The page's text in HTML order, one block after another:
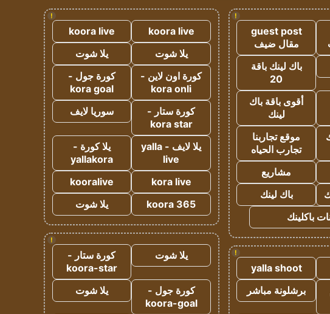
!
guest post
مقال ضيف
باك لينك باقة
20
أقوى باقة باك
لينك
موقع تجاربنا
تجارب الحياه
مشاريع
باك لينك
باكلينك
!
yalla shoot
برشلونة مباشر
!
koora live
koora live
يلا شوت
يلا شوت
كورة اون لاين -
kora onli
كورة جول -
kora goal
كورة ستار -
kora star
سوريا لايف
يلا لايف - yalla
live
يلا كورة -
yallakora
kora live
kooralive
koora 365
يلا شوت
!
يلا شوت
كورة ستار -
koora-star
كورة جول -
koora-goal
يلا شوت